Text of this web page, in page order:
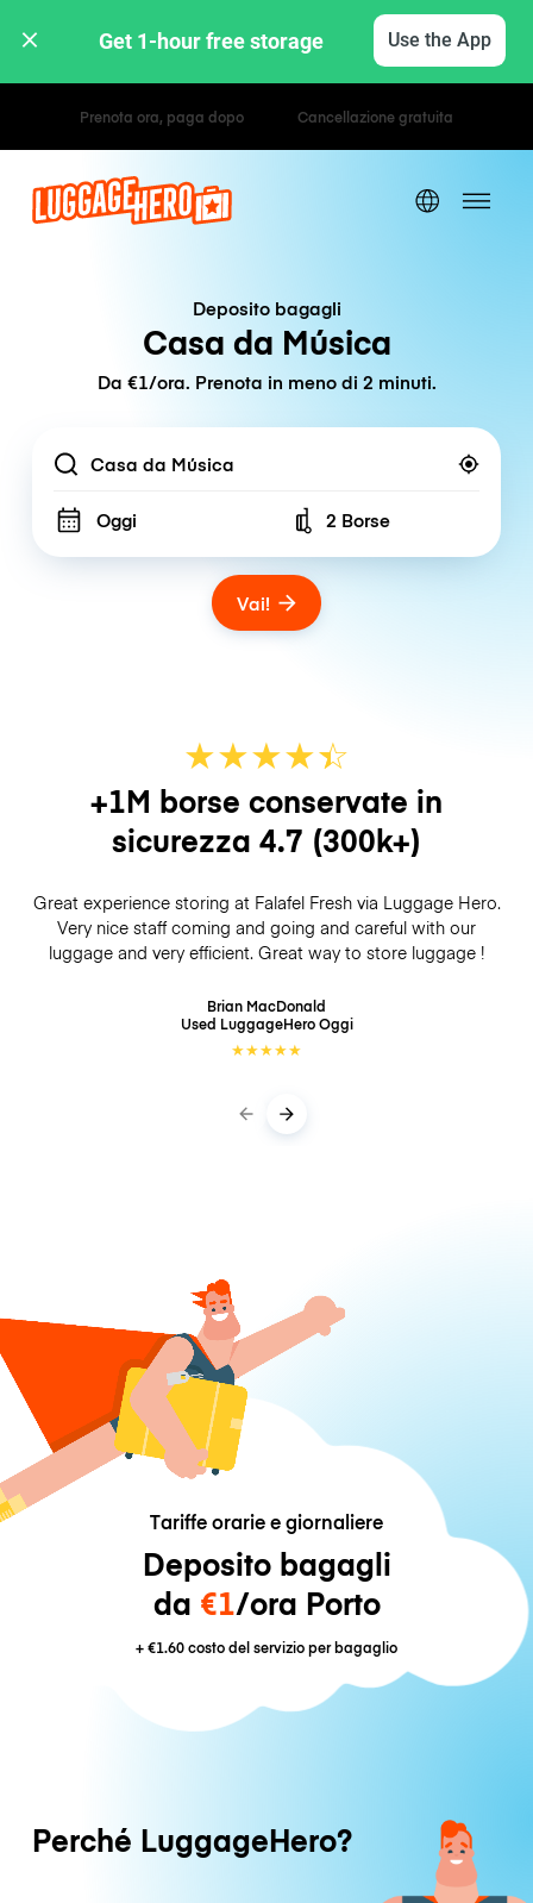
Get 1-hour free storage Use the App
Tariffe orarie / giornaliere
Deposito bagagli
Casa da Música
Da €1/ora. Prenota in meno di 2 minuti.
Location
Oggi Number of bags
2 Borse
Vai!
★★★★☆
★
+1M borse conservate in
sicurezza 4.7 (300k+)
Great experience storing at Falafel Fresh via Luggage Hero.
Very nice staff coming and going and careful with our
luggage and very efficient. Great way to store luggage !
Brian MacDonald
Used LuggageHeroOggi
★★★★★
Tariffe orarie e giornaliere
Deposito bagagli
da €1/ora Porto
+€1.60costo del servizio per bagaglio
Perché LuggageHero?